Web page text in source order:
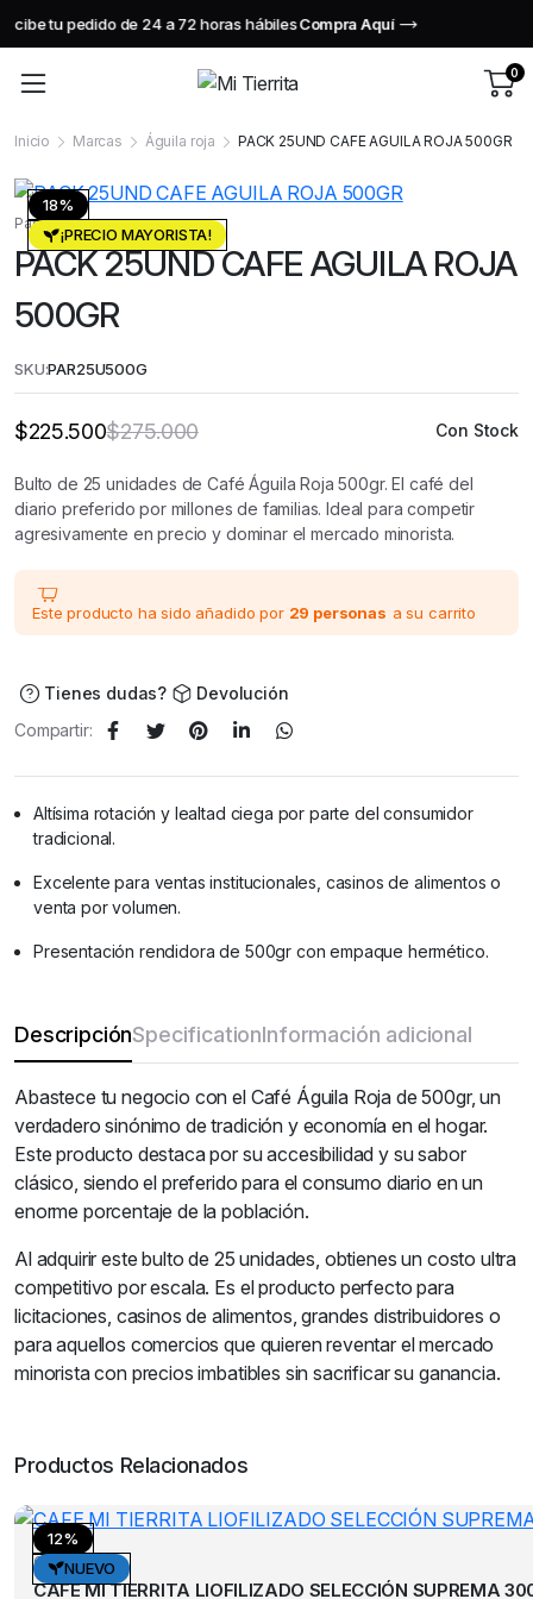
Envió Gratis desde $47.990!en RM
0
Inicio Marcas Águila roja PACK 25UND CAFE AGUILA ROJA 500GR
18%
¡PRECIO MAYORISTA!
Pack
PACK 25UND CAFE AGUILA ROJA
500GR
SKU:PAR25U500G
$275.000El
original
era:
$275.000.
$225.500 El
actual
es:
$225.500.
Con Stock
Bulto de 25 unidades de Café Águila Roja 500gr. El café del
diario preferido por millones de familias. Ideal para competir
agresivamente en precio y dominar el mercado minorista.
Este producto ha sido añadido por 29 personas a su carrito
Tienes dudas?
Devolución
Compartir:
Altísima rotación y lealtad ciega por parte del consumidor
tradicional.
Excelente para ventas institucionales, casinos de alimentos o
venta por volumen.
Presentación rendidora de 500gr con empaque hermético.
DescripciónSpecificationInformación adicional
Abastece tu negocio con el Café Águila Roja de 500gr, un
verdadero sinónimo de tradición y economía en el hogar.
Este producto destaca por su accesibilidad y su sabor
clásico, siendo el preferido para el consumo diario en un
enorme porcentaje de la población.
Al adquirir este bulto de 25 unidades, obtienes un costo ultra
competitivo por escala. Es el producto perfecto para
licitaciones, casinos de alimentos, grandes distribuidores o
para aquellos comercios que quieren reventar el mercado
minorista con precios imbatibles sin sacrificar su ganancia.
Productos Relacionados
12%
NUEVO
Café
CAFE MI TIERRITA LIOFILIZADO SELECCIÓN SUPREMA